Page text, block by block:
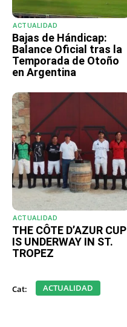
ACTUALIDAD
Bajas de Hándicap:
Balance Oficial tras la
Temporada de Otoño
en Argentina
ACTUALIDAD
THE CÔTE D’AZUR CUP
IS UNDERWAY IN ST.
TROPEZ
Cat: ACTUALIDAD